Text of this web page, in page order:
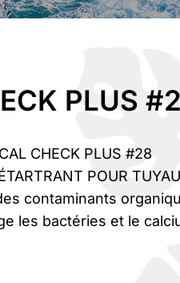
PLUS
CHECK PLUS #28
POUR
contaminants
les bactéries et le